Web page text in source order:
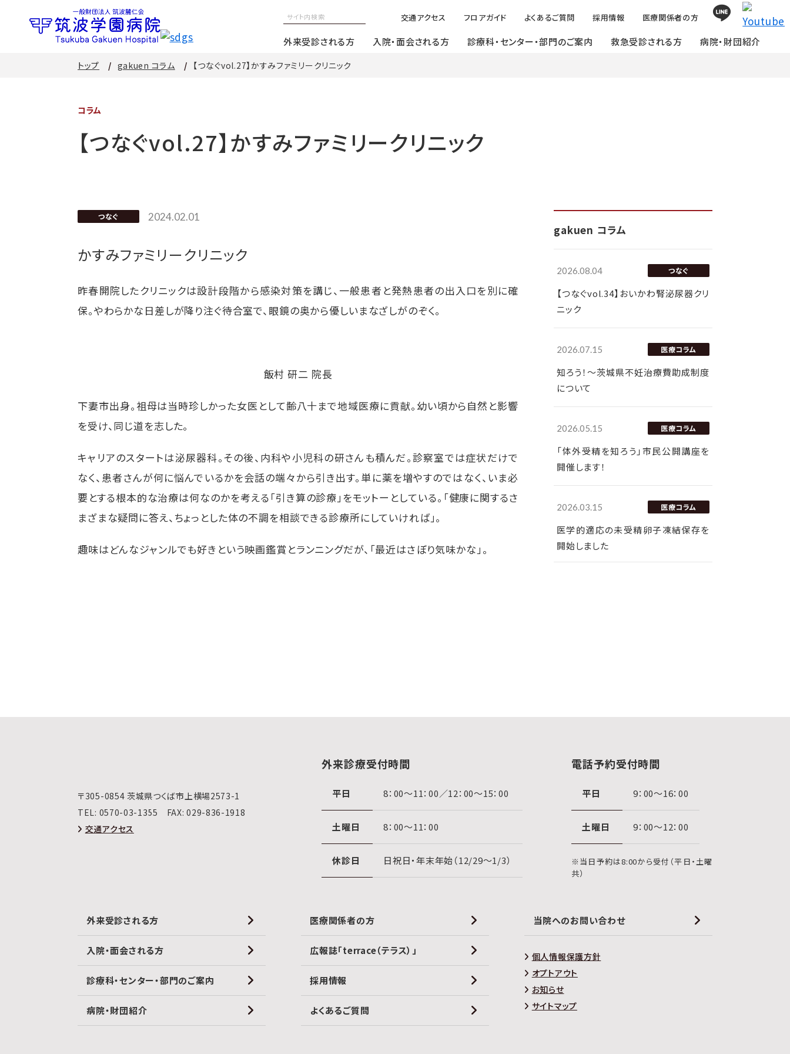
交通アクセス フロアガイド よくあるご質問 採用情報 医療関係者の方
外来受診される方 入院・面会される方 診療科・センター・部門のご案内 救急受診される方 病院・財団紹介
トップ gakuen コラム 【つなぐvol.27】かすみファミリークリニック
コラム
【つなぐvol.27】かすみファミリークリニック
つなぐ 2024.02.01
かすみファミリークリニック
昨春開院したクリニックは設計段階から感染対策を講じ、一般患者と発熱患者の出入口を別に確
保。やわらかな日差しが降り注ぐ待合室で、眼鏡の奥から優しいまなざしがのぞく。
飯村 研二 院長
下妻市出身。祖母は当時珍しかった女医として齢八十まで地域医療に貢献。幼い頃から自然と影響
を受け、同じ道を志した。
キャリアのスタートは泌尿器科。その後、内科や小児科の研さんも積んだ。診察室では症状だけで
なく、患者さんが何に悩んでいるかを会話の端々から引き出す。単に薬を増やすのではなく、いま必
要とする根本的な治療は何なのかを考える「引き算の診療」をモットーとしている。「健康に関するさ
まざまな疑問に答え、ちょっとした体の不調を相談できる診療所にしていければ」。
趣味はどんなジャンルでも好きという映画鑑賞とランニングだが、「最近はさぼり気味かな」。
gakuen コラム
2026.08.04 つなぐ
【つなぐvol.34】おいかわ腎泌尿器クリ
ニック
2026.07.15 医療コラム
知ろう！～茨城県不妊治療費助成制度
について
2026.05.15 医療コラム
「体外受精を知ろう」市民公開講座を
開催します！
2026.03.15 医療コラム
医学的適応の未受精卵子凍結保存を
開始しました
〒305-0854 茨城県つくば市上横場2573-1
TEL: 0570-03-1355 FAX: 029-836-1918
交通アクセス
外来診療受付時間
平日 8：00〜11：00／12：00〜15：00
土曜日 8：00〜11：00
休診日 日祝日・年末年始（12/29〜1/3）
電話予約受付時間
平日 9：00〜16：00
土曜日 9：00〜12：00
※当日予約は8:00から受付（平日・土曜
共）
外来受診される方
入院・面会される方
診療科・センター・部門のご案内
病院・財団紹介
医療関係者の方
広報誌「terrace（テラス）」
採用情報
よくあるご質問
当院へのお問い合わせ
個人情報保護方針
オプトアウト
お知らせ
サイトマップ